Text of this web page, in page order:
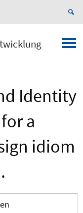
Identity
a
idiom